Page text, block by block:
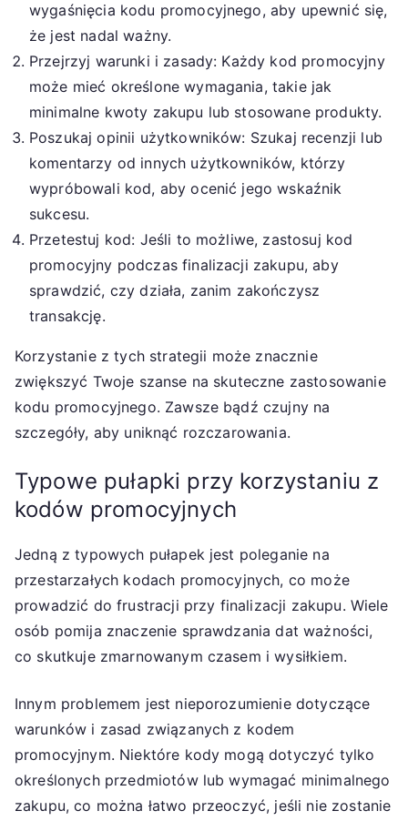
wygaśnięcia kodu promocyjnego, aby upewnić się,
że jest nadal ważny.
Przejrzyj warunki i zasady: Każdy kod promocyjny
może mieć określone wymagania, takie jak
minimalne kwoty zakupu lub stosowane produkty.
Poszukaj opinii użytkowników: Szukaj recenzji lub
komentarzy od innych użytkowników, którzy
wypróbowali kod, aby ocenić jego wskaźnik
sukcesu.
Przetestuj kod: Jeśli to możliwe, zastosuj kod
promocyjny podczas finalizacji zakupu, aby
sprawdzić, czy działa, zanim zakończysz
transakcję.
Korzystanie z tych strategii może znacznie
zwiększyć Twoje szanse na skuteczne zastosowanie
kodu promocyjnego. Zawsze bądź czujny na
szczegóły, aby uniknąć rozczarowania.
Typowe pułapki przy korzystaniu z
kodów promocyjnych
Jedną z typowych pułapek jest poleganie na
przestarzałych kodach promocyjnych, co może
prowadzić do frustracji przy finalizacji zakupu. Wiele
osób pomija znaczenie sprawdzania dat ważności,
co skutkuje zmarnowanym czasem i wysiłkiem.
Innym problemem jest nieporozumienie dotyczące
warunków i zasad związanych z kodem
promocyjnym. Niektóre kody mogą dotyczyć tylko
określonych przedmiotów lub wymagać minimalnego
zakupu, co można łatwo przeoczyć, jeśli nie zostanie